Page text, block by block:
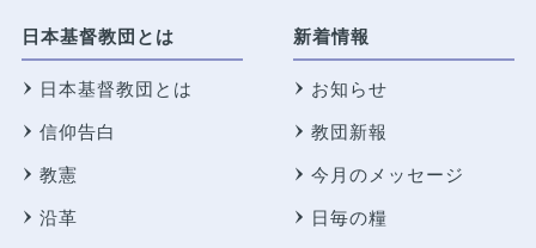
日本基督教団とは
日本基督教団とは
信仰告白
教憲
沿革
新着情報
お知らせ
教団新報
今月のメッセージ
日毎の糧